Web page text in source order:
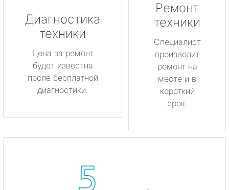
Диагностика
техники
Цена за ремонт
будет известна
после бесплатной
диагностики.
Ремонт
техники
Специалист
производит
ремонт на
месте и в
короткий
срок.